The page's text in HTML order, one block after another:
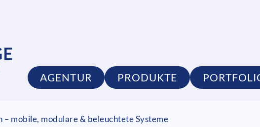
AGENTUR PRODUKTE
mobile, modulare & beleuchtete Systeme